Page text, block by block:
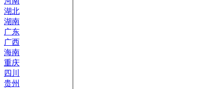
湖北
湖南
广东
广西
海南
重庆
四川
贵州